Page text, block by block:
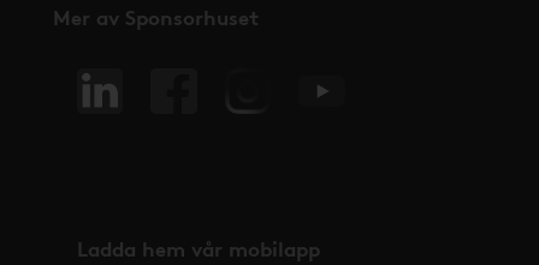
Mer av Sponsorhuset
Ladda hem vår mobilapp